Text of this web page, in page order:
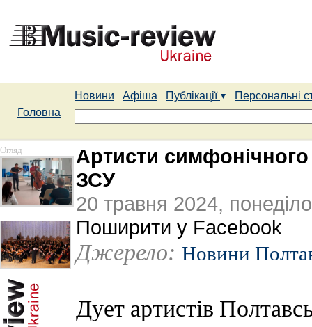
Новини Афіша Публікації
Персональні
Головна
Огляд
Артисти
ЗСУ
20 травня 2024,
Поширити у Facebook
Джерело: Новини
Дует артистів